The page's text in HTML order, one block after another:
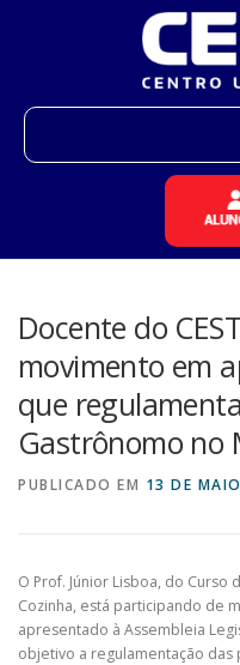
Docente do
movimento em
que
Gastrônomo no
PUBLICADO EM 13 DE
O Prof. Júnior Lisboa, do Curso
Cozinha, está participando de
apresentado à Assembleia
objetivo a regulamentação